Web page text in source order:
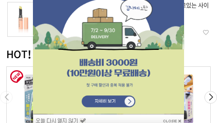
[DHC] 약용 립크림
11,200원
[신야효소] 자고있는 사이
에
25,500원
HOT! 신상품 보기